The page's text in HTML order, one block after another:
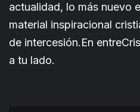
actualidad, lo más nuevo
material inspiracional
de intercesión.En
a tu lado.